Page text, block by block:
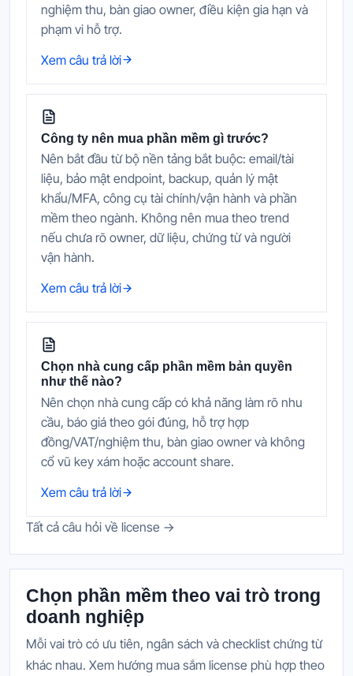
nghiệm thu, bàn giao owner, điều kiện gia hạn và
phạm vi hỗ trợ.
Xem câu trả lời
Công ty nên mua phần mềm gì trước?
Nên bắt đầu từ bộ nền tảng bắt buộc: email/tài
liệu, bảo mật endpoint, backup, quản lý mật
khẩu/MFA, công cụ tài chính/vận hành và phần
mềm theo ngành. Không nên mua theo trend
nếu chưa rõ owner, dữ liệu, chứng từ và người
vận hành.
Xem câu trả lời
Chọn nhà cung cấp phần mềm bản quyền
như thế nào?
Nên chọn nhà cung cấp có khả năng làm rõ nhu
cầu, báo giá theo gói đúng, hỗ trợ hợp
đồng/VAT/nghiệm thu, bàn giao owner và không
cổ vũ key xám hoặc account share.
Xem câu trả lời
Tất cả câu hỏi về license →
Chọn phần mềm theo vai trò trong
doanh nghiệp
Mỗi vai trò có ưu tiên, ngân sách và checklist chứng từ
khác nhau. Xem hướng mua sắm license phù hợp theo